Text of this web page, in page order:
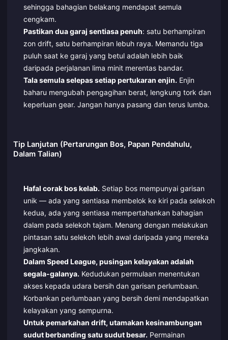
sehingga bahagian belakang mendapat semula
cengkam.
Pastikan dua garaj sentiasa penuh: satu berhampiran
zon drift, satu berhampiran lebuh raya. Memandu tiga
puluh saat ke garaj yang betul adalah lebih baik
daripada perjalanan lima minit merentas bandar.
Tala semula selepas setiap pertukaran enjin. Enjin
baharu mengubah pengagihan berat, lengkung tork dan
keperluan gear. Jangan hanya pasang dan terus lumba.
Tip Lanjutan (Pertarungan Bos, Papan Pendahulu,
Dalam Talian)
Hafal corak bos kelab. Setiap bos mempunyai garisan
unik — ada yang sentiasa membelok ke kiri pada selekoh
kedua, ada yang sentiasa mempertahankan bahagian
dalam pada selekoh tajam. Menang dengan melakukan
pintasan satu selekoh lebih awal daripada yang mereka
jangkakan.
Dalam Speed League, pusingan kelayakan adalah
segala-galanya. Kedudukan permulaan menentukan
akses kepada udara bersih dan garisan perlumbaan.
Korbankan perlumbaan yang bersih demi mendapatkan
kelayakan yang sempurna.
Untuk pemarkahan drift, utamakan kesinambungan
sudut berbanding satu sudut besar. Permainan